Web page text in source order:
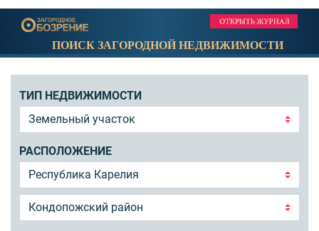
ПОИСК ЗАГОРОДНОЙ НЕДВИЖИМОСТИ
ТИП НЕДВИЖИМОСТИ
РАСПОЛОЖЕНИЕ